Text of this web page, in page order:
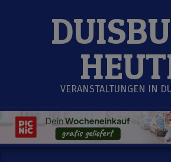
VERANSTALTUNGEN IN